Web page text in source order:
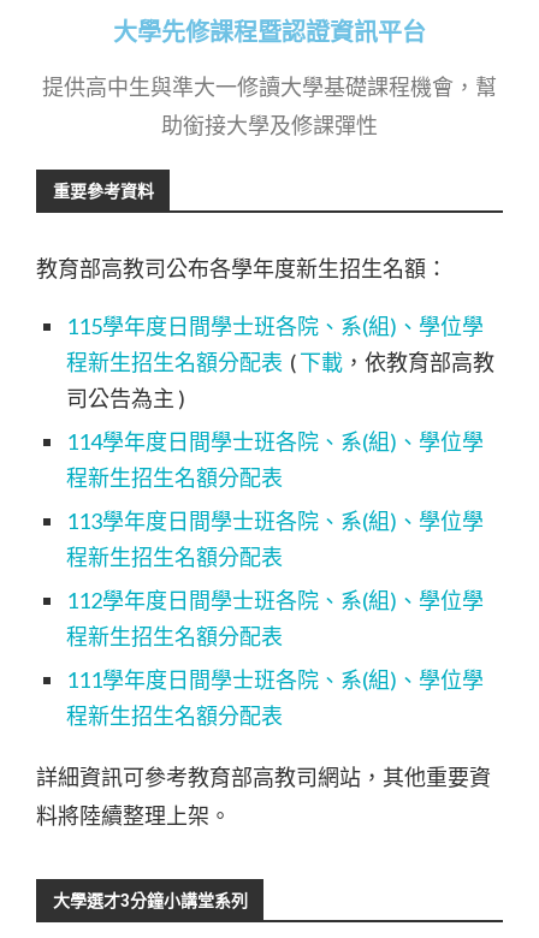
大學先修課程暨認證資訊平台
提供高中生與準大一修讀大學基礎課程機會，幫
助銜接大學及修課彈性
重要參考資料
教育部高教司公布各學年度新生招生名額：
115學年度日間學士班各院、系(組)、學位學
程新生招生名額分配表 (下載 ，依教育部高教
司公告為主 )
114學年度日間學士班各院、系(組)、學位學
程新生招生名額分配表
113學年度日間學士班各院、系(組)、學位學
程新生招生名額分配表
112學年度日間學士班各院、系(組)、學位學
程新生招生名額分配表
111學年度日間學士班各院、系(組)、學位學
程新生招生名額分配表
詳細資訊可參考教育部高教司網站，其他重要資
料將陸續整理上架。
大學選才3分鐘小講堂系列